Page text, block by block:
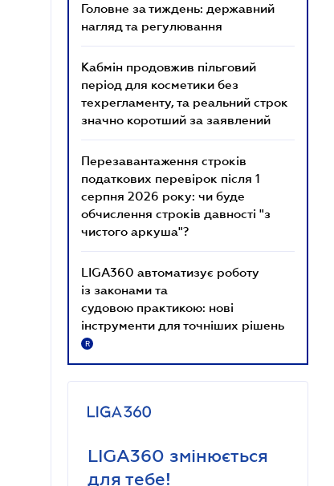
Головне за тиждень: державний
нагляд та регулювання
Кабмін продовжив пільговий
період для косметики без
техрегламенту, та реальний строк
значно коротший за заявлений
Перезавантаження строків
податкових перевірок після 1
серпня 2026 року: чи буде
обчислення строків давності "з
чистого аркуша"?
LIGA360 автоматизує роботу
із законами та
судовою практикою: нові
інструменти для точніших рішень
R
LIGA360 змінюється
для тебе!